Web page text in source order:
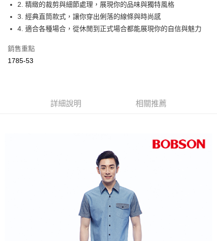
付款後全家取貨
每筆NT$60，滿NT$1,000(含以上)免運費
2. 精緻的裁剪與細節處理，展現你的品味與獨特風格
3. 經典直筒款式，讓你穿出俐落的線條與時尚感
4. 適合各種場合，從休閒到正式場合都能展現你的自信與魅力
銷售重點
1785-53
詳細說明 相關推薦